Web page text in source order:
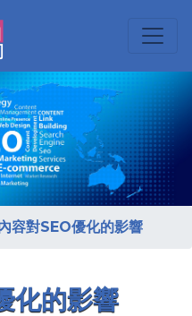
容對SEO優化的影響
化的影響